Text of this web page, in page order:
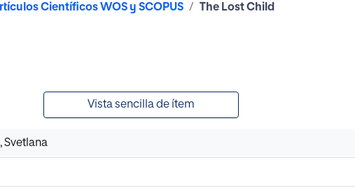
Científicos WOS y SCOPUS The Lost Child
Vista sencilla de ítem
Svetlana